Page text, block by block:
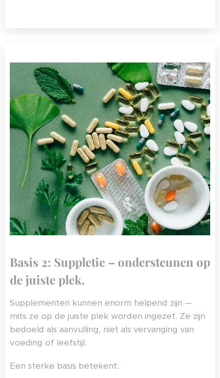
Basis 2: Suppletie – ondersteunen op
de juiste plek.
Supplementen kunnen enorm helpend zijn —
mits ze op de juiste plek worden ingezet. Ze zijn
bedoeld als aanvulling, niet als vervanging van
voeding of leefstijl.
Een sterke basis betekent: